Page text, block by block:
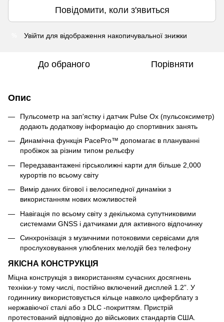
Повідомити, коли з'явиться
Увійти для відображення накопичувальної знижки
До обраного Порівняти
Опис
Пульсометр на зап'ястку і датчик Pulse Ox (пульсоксиметр)
додають додаткову інформацію до спортивних занять
Динамічна функція PacePro™ допомагає в плануванні
пробіжок за різним типом рельєфу
Передзавантажені гірськолижні карти для більше 2,000
курортів по всьому світу
Вимір даних бігової і велосипедної динаміки з
використанням нових можливостей
Навігація по всьому світу з декількома супутниковими
системами GNSS і датчиками для активного відпочинку
Синхронізація з музичними потоковими сервісами для
прослуховування улюблених мелодій без телефону
ЯКІСНА КОНСТРУКЦІЯ
Міцна конструкція з використанням сучасних досягнень
техніки-у тому числі, постійно включений дисплей 1.2”. У
годиннику використовується кільце навколо циферблату з
нержавіючої сталі або з DLC -покриттям. Пристрій
протестований відповідно до військових стандартів США.